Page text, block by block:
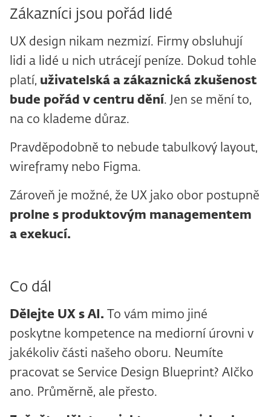
Zákazníci jsou pořád lidé
UX design nikam nezmizí. Firmy obsluhují
lidi a lidé u nich utrácejí peníze. Dokud tohle
platí, uživatelská a zákaznická zkušenost
bude pořád v centru dění. Jen se mění to,
na co klademe důraz.
Pravděpodobně to nebude tabulkový layout,
wireframy nebo Figma.
Zároveň je možné, že UX jako obor postupně
prolne s produktovým managementem
a exekucí.
Co dál
Dělejte UX s AI. To vám mimo jiné
poskytne kompetence na mediorní úrovni v
jakékoliv části našeho oboru. Neumíte
pracovat se Service Design Blueprint? AIčko
ano. Průměrně, ale přesto.